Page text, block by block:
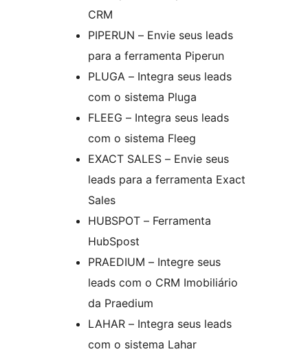
CRM
PIPERUN – Envie seus leads
para a ferramenta Piperun
PLUGA – Integra seus leads
com o sistema Pluga
FLEEG – Integra seus leads
com o sistema Fleeg
EXACT SALES – Envie seus
leads para a ferramenta Exact
Sales
HUBSPOT – Ferramenta
HubSpost
PRAEDIUM – Integre seus
leads com o CRM Imobiliário
da Praedium
LAHAR – Integra seus leads
com o sistema Lahar